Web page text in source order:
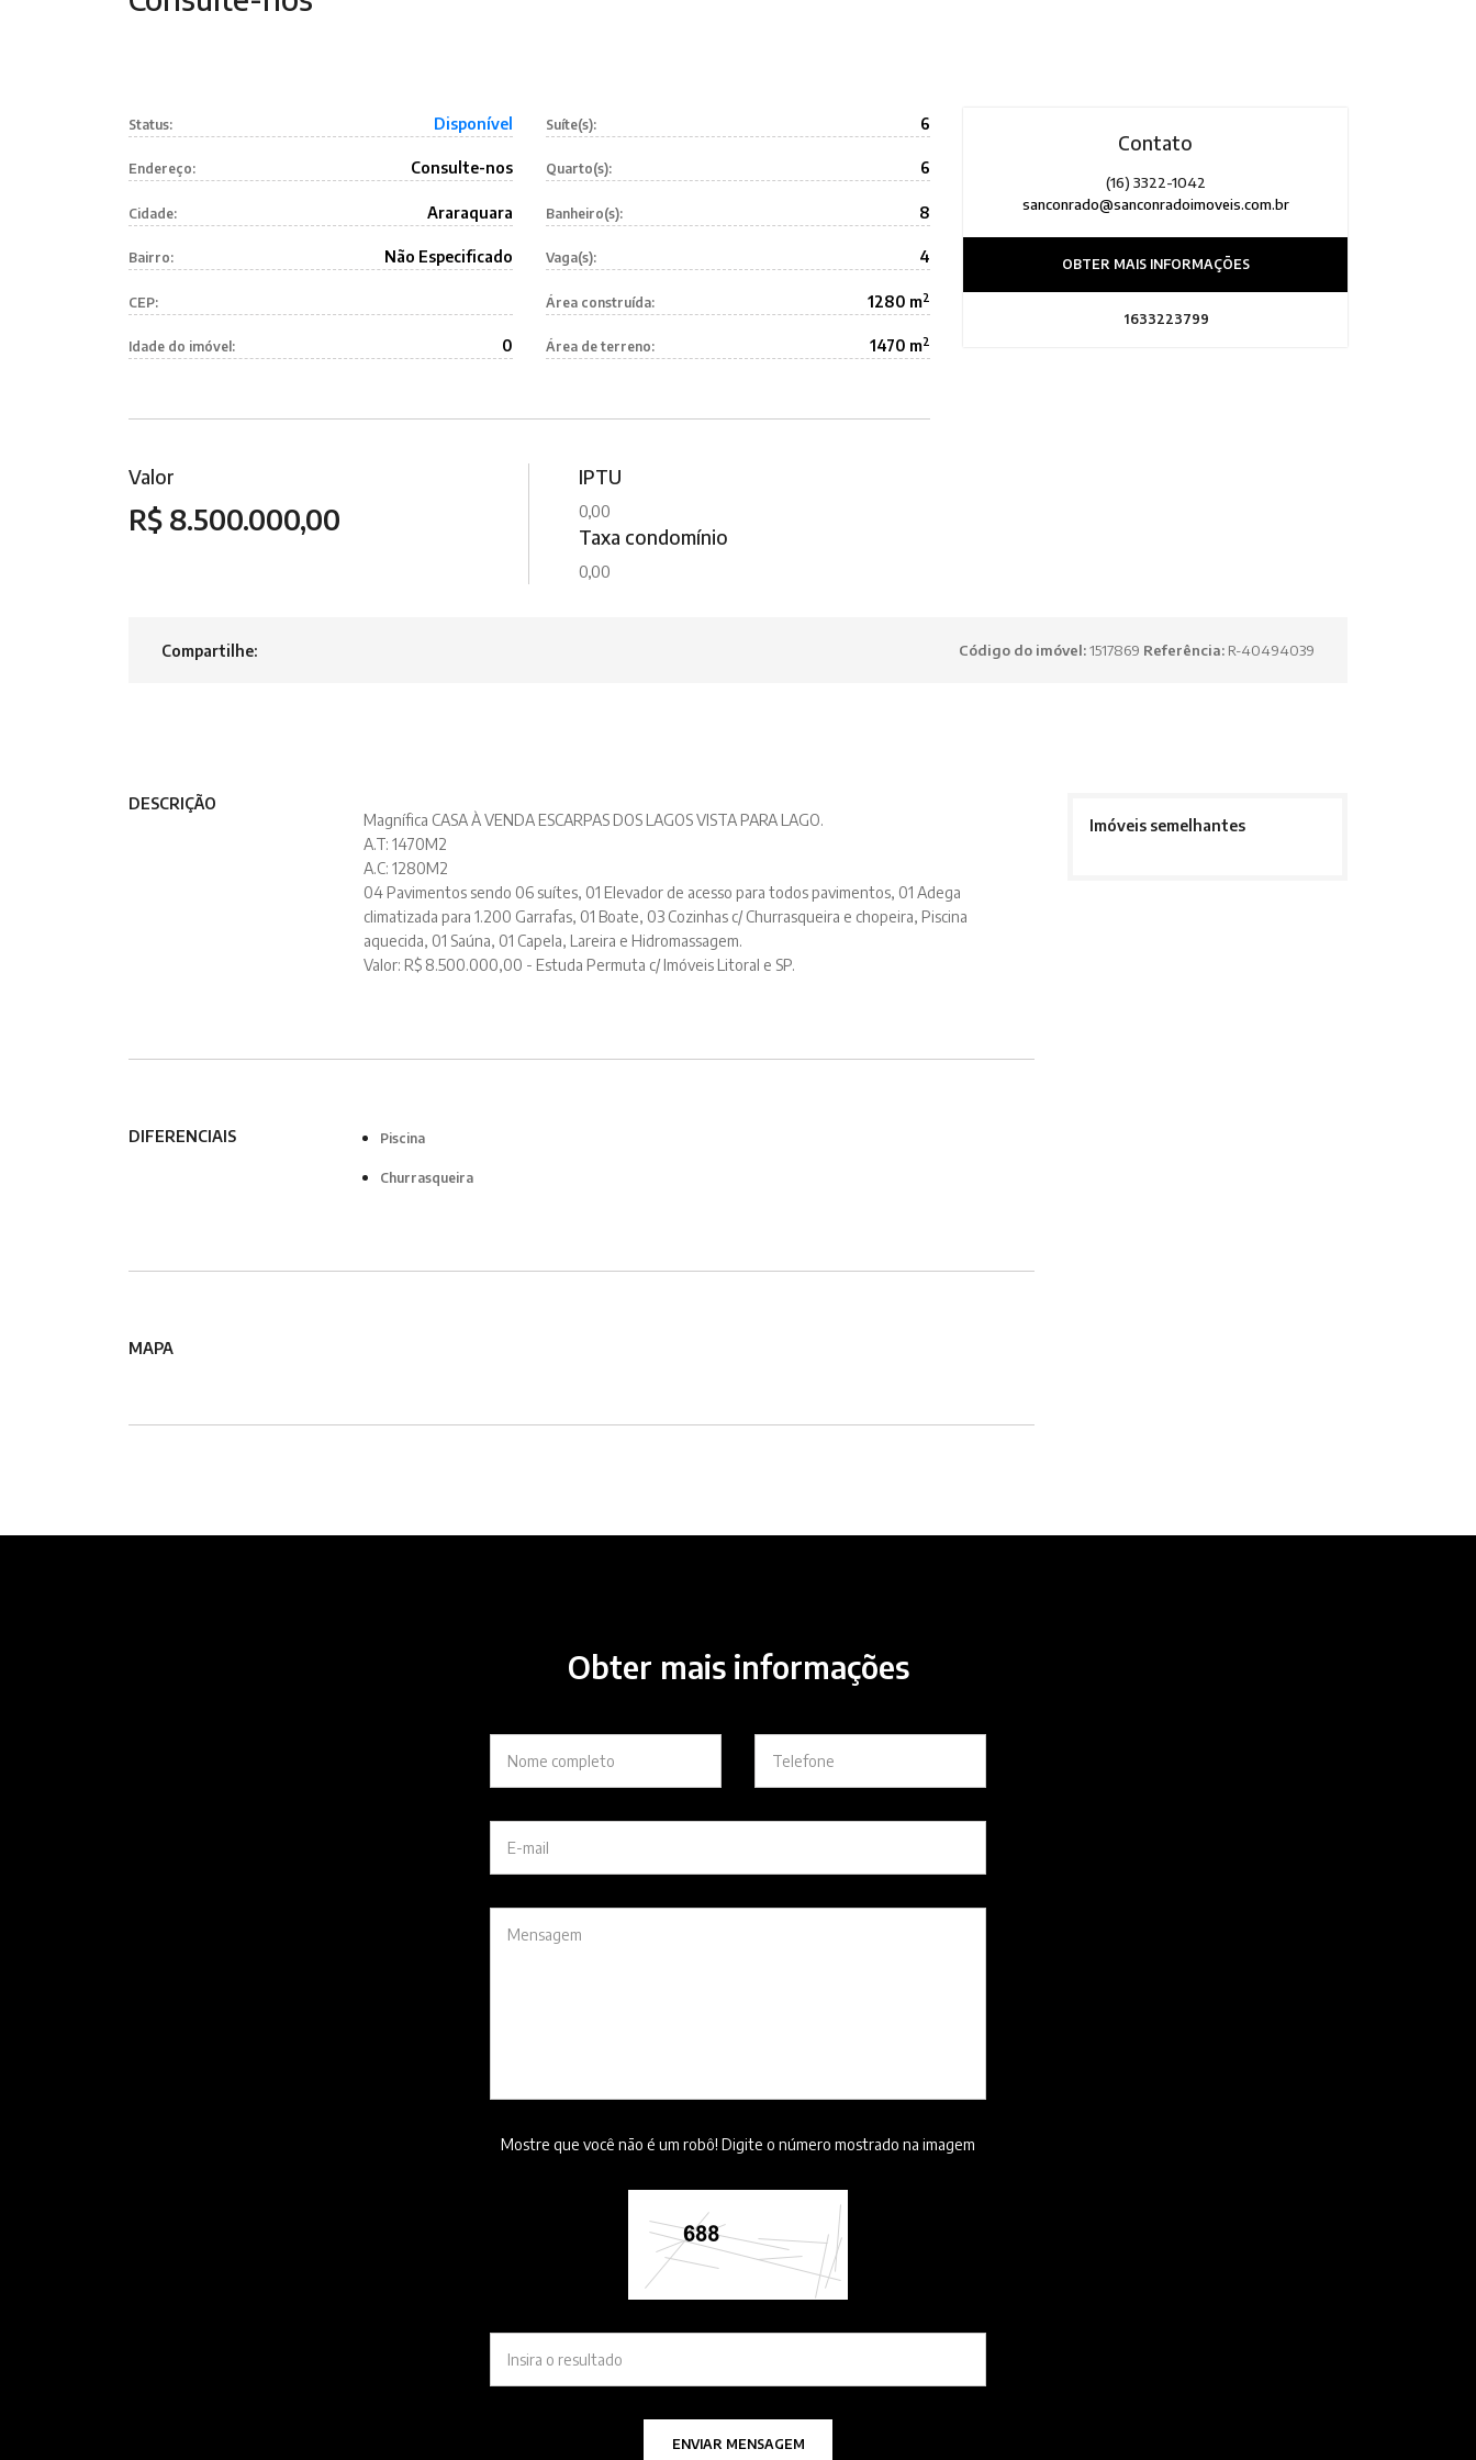
Status: Disponível
Endereço: Consulte-nos
Cidade: Araraquara
Bairro: Não Especificado
CEP:
Idade do imóvel: 0
Suíte(s): 6
Quarto(s): 6
Banheiro(s): 8
Vaga(s): 4
Área construída: 1280 m2
Área de terreno: 1470 m2
Valor
R$ 8.500.000,00
IPTU
0,00
Taxa condomínio
0,00
Contato
(16) 3322-1042
sanconrado@sanconradoimoveis.com.br
OBTER MAIS INFORMAÇÕES
1633223799
Compartilhe: Código do imóvel:1517869 Referência: R-40494039
DESCRIÇÃO
Magnífica CASA À VENDA ESCARPAS DOS LAGOS VISTA PARA LAGO.
A.T: 1470M2
A.C: 1280M2
04 Pavimentos sendo 06 suítes, 01 Elevador de acesso para todos pavimentos, 01 Adega
climatizada para 1.200 Garrafas, 01 Boate, 03 Cozinhas c/ Churrasqueira e chopeira, Piscina
aquecida, 01 Saúna, 01 Capela, Lareira e Hidromassagem.
Valor: R$ 8.500.000,00 - Estuda Permuta c/ Imóveis Litoral e SP.
DIFERENCIAIS Piscina
Churrasqueira
MAPA
Imóveis semelhantes
Obter mais informações
Mostre que você não é um robô! Digite o número mostrado na imagem
ENVIAR MENSAGEM